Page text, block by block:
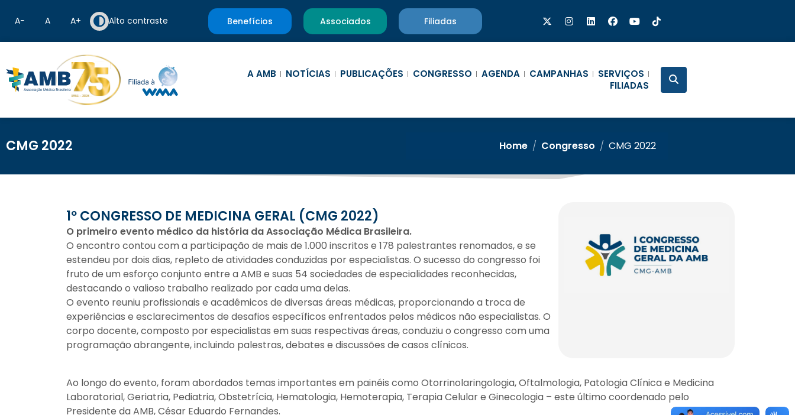
A− A A+ Alto contraste Benefícios Associados Filiadas
A AMB NOTÍCIAS PUBLICAÇÕES CONGRESSO AGENDA CAMPANHAS
SERVIÇOS
FILIADAS
CMG 2022 Home / Congresso / CMG 2022
1º CONGRESSO DE MEDICINA GERAL (CMG 2022)
O primeiro evento médico da história da Associação Médica Brasileira.
O encontro contou com a participação de mais de 1.000 inscritos e 178 palestrantes renomados, e se
estendeu por dois dias, repleto de atividades conduzidas por especialistas. O sucesso do congresso foi
fruto de um esforço conjunto entre a AMB e suas 54 sociedades de especialidades reconhecidas,
destacando o valioso trabalho realizado por cada uma delas.
O evento reuniu profissionais e acadêmicos de diversas áreas médicas, proporcionando a troca de
experiências e esclarecimentos de desafios específicos enfrentados pelos médicos não especialistas. O
corpo docente, composto por especialistas em suas respectivas áreas, conduziu o congresso com uma
programação abrangente, incluindo palestras, debates e discussões de casos clínicos.
Ao longo do evento, foram abordados temas importantes em painéis como Otorrinolaringologia, Oftalmologia, Patologia Clínica e Medicina
Laboratorial, Geriatria, Pediatria, Obstetrícia, Hematologia, Hemoterapia, Terapia Celular e Ginecologia – este último coordenado pelo
Presidente da AMB, César Eduardo Fernandes.